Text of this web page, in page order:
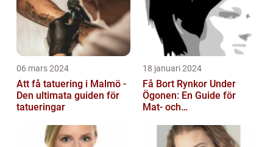
06 mars 2024
Att få tatuering i Malmö -
Den ultimata guiden för
tatueringar
18 januari 2024
Få Bort Rynkor Under
Ögonen: En Guide för
Mat- och